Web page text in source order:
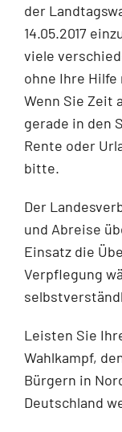
der
14.05.2017
viele
ohne Ihre
Wenn Sie Zeit
gerade in den
Rente oder
bitte.
Der
und Abreise
Einsatz die
Verpflegung
Leisten Sie
Wahlkampf,
Bürgern in
Deutschland